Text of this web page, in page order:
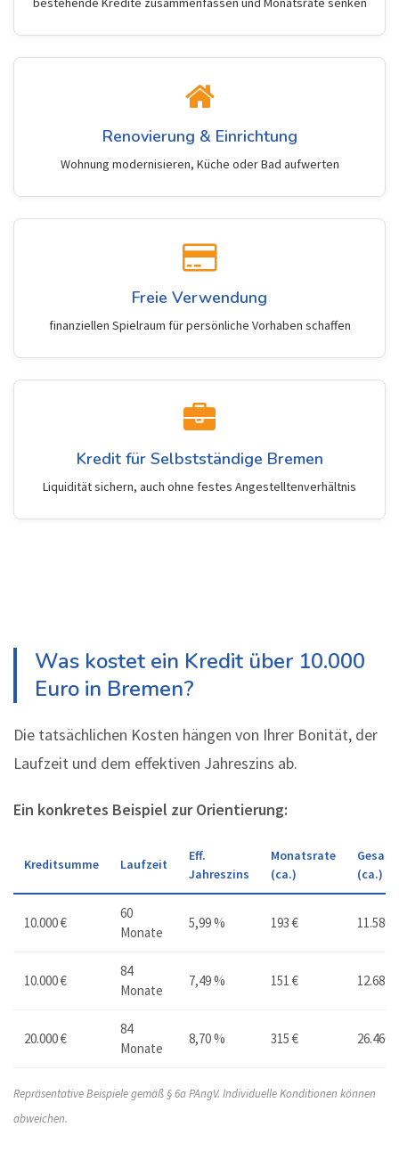
Renovierung & Einrichtung
Wohnung modernisieren, Küche oder Bad aufwerten
Freie Verwendung
finanziellen Spielraum für persönliche Vorhaben schaffen
Kredit für Selbstständige Bremen
Liquidität sichern, auch ohne festes Angestelltenverhältnis
Was kostet ein Kredit über 10.000
Euro in Bremen?
Die tatsächlichen Kosten hängen von Ihrer Bonität, der
Laufzeit und dem effektiven Jahreszins ab.
Ein konkretes Beispiel zur Orientierung:
Kreditsumme Laufzeit
Eff.
Jahreszins
Monatsrate
(ca.)
(ca.)
10.000 €
60
Monate
5,99 % 193 € 11.580 €
10.000 €
84
Monate
7,49 % 151 € 12.684 €
20.000 €
84
Monate
8,70 % 315 € 26.460 €
Repräsentative Beispiele gemäß § 6a PAngV. Individuelle Konditionen können
abweichen.